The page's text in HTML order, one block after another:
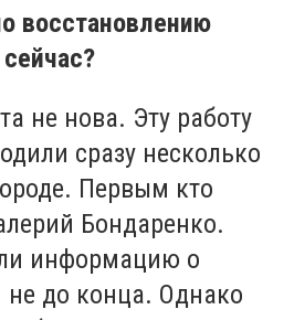
восстановлению
не нова. Эту работу
сразу несколько
Первым кто
Бондаренко.
информацию о
не до конца. Однако